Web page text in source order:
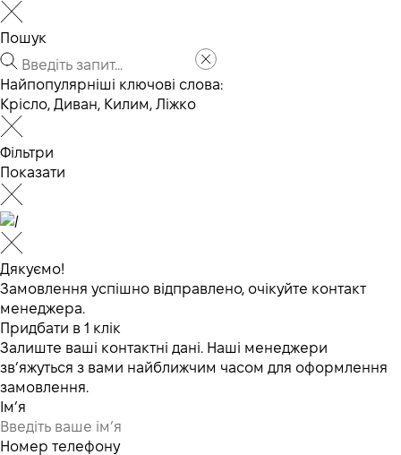
Пошук
Найпопулярніші ключові слова:
Крісло, Диван, Килим, Ліжко
Фільтри
Показати
Дякуємо!
Замовлення успішно відправлено, очікуйте контакт
менеджера.
Придбати в 1 клік
Залиште ваші контактні дані. Наші менеджери
зв’яжуться з вами найближчим часом для оформлення
замовлення.
Ім’я
Номер телефону